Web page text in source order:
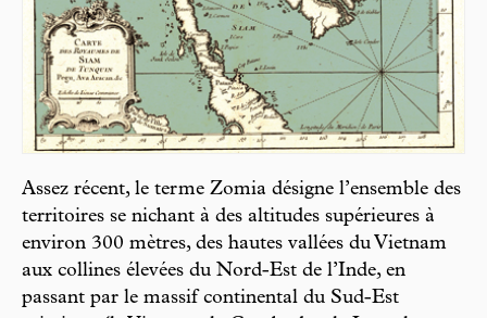
Assez récent, le terme Zomia désigne l’ensemble des
territoires se nichant à des altitudes supérieures à
environ 300 mètres, des hautes vallées du Vietnam
aux collines élevées du Nord-Est de l’Inde, en
passant par le massif continental du Sud-Est